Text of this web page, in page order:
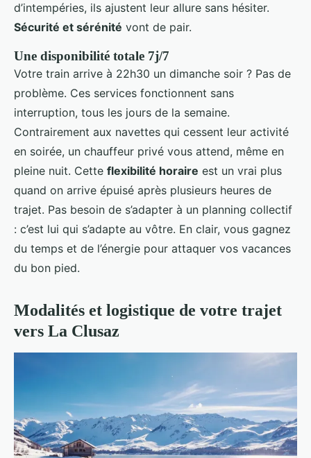
d’intempéries, ils ajustent leur allure sans hésiter.
Sécurité et sérénité vont de pair.
Une disponibilité totale 7j/7
Votre train arrive à 22h30 un dimanche soir ? Pas de
problème. Ces services fonctionnent sans
interruption, tous les jours de la semaine.
Contrairement aux navettes qui cessent leur activité
en soirée, un chauffeur privé vous attend, même en
pleine nuit. Cette flexibilité horaire est un vrai plus
quand on arrive épuisé après plusieurs heures de
trajet. Pas besoin de s’adapter à un planning collectif
: c’est lui qui s’adapte au vôtre. En clair, vous gagnez
du temps et de l’énergie pour attaquer vos vacances
du bon pied.
Modalités et logistique de votre trajet
vers La Clusaz